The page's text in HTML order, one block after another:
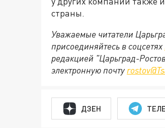
страны.
Уважаемые читатели
присоединяйтесь в соцсетях
редакцией "Царьград-
электронную почту
ДЗЕН